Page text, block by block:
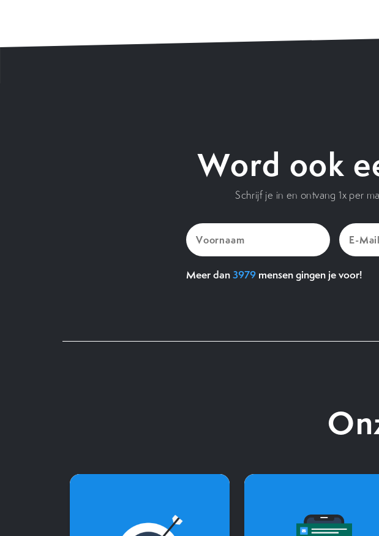
Word ook
Schrijf je in en ontvang 1x per
Voornaam
(Vereist)
E-
Mail
(Vereist)
Meer dan3979 mensen gingen je voor!